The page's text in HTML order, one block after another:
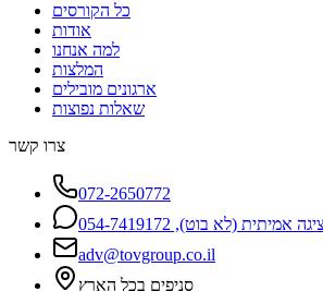
כל הקורסים
אודות
למה אנחנו
המלצות
ארגונים מובילים
שאלות נפוצות
צרו קשר
072-2650772
(לא בוט), 054-7419172
adv@tovgroup.co.il
סניפים בכל הארץ